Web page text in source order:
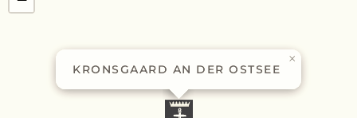
KRONSGAARD AN DER OSTSEE
×